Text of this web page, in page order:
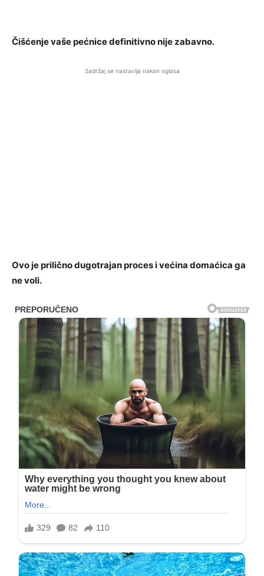
Čišćenje vaše pećnice definitivno nije zabavno.
Sadržaj se nastavlja nakon oglasa
Ovo je prilično dugotrajan proces i većina domaćica ga
ne voli.